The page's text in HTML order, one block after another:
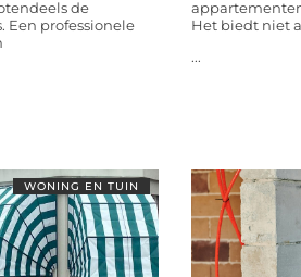
de
Een professionele
Het biedt niet
...
WONING EN TUIN